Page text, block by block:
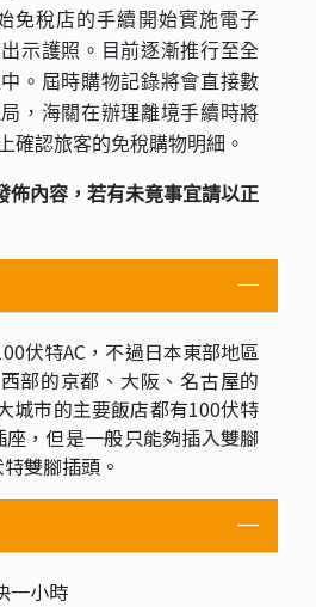
免稅店的手續開始實施電子
示護照。目前逐漸推行至全
。屆時購物記錄將會直接數
，海關在辦理離境手續時將
確認旅客的免稅購物明細。
內容，若有未竟事宜請以正
伏特AC，不過日本東部地區
部的京都、大阪、名古屋的
城市的主要飯店都有100伏特
，但是一般只能夠插入雙腳
雙腳插頭。
一小時